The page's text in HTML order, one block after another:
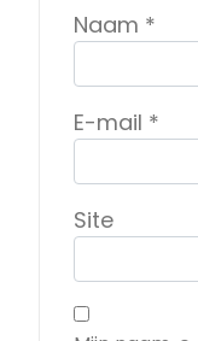
Naam *
E-mail *
Site